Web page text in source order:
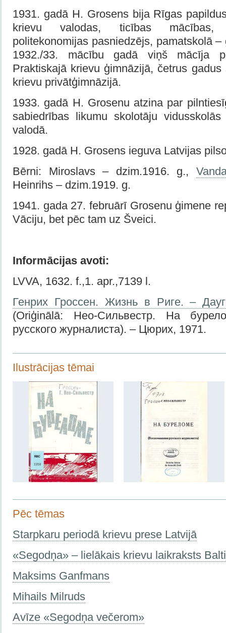
1931. gadā H. Grosens bija Rīgas
krievu valodas, ticības mācības,
politekonomijas pasniedzējs, pamatskolā
1932./33. mācību gadā viņš mācīja
Praktiskajā krievu ģimnāzijā, četrus
krievu privātģimnāzijā.
1933. gadā H. Grosenu atzina par
sabiedrības likumu skolotāju
valodā.
1928. gadā H. Grosens ieguva Latvijas
Bērni: Miroslavs – dzim.1916. g.,
Heinrihs – dzim.1919. g.
1941. gada 27. februārī Grosenu ģimene
Vāciju, bet pēc tam uz Šveici.
Informācijas avoti:
LVVA, 1632. f.,1. apr.,7139 l.
Генрих Гроссен. Жизнь в Риге. –
(Oriģinālā: Нео-Сильвестр. На
русского журналиста). – Цюрих, 1971.
Ilustrācijas tēmai
Pēc tēmas
Starpkaru periodā krievu prese Latvijā
«Segodņa» – lielākais krievu laikraksts
Maksims Ganfmans
Mihails Milruds
Avīze «Segodņa večerom»